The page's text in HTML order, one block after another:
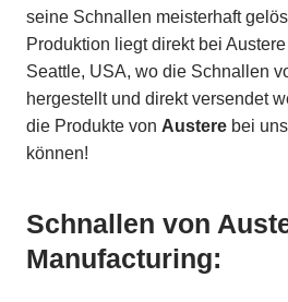
seine Schnallen meisterhaft
Produktion liegt direkt bei
Seattle, USA, wo die Schnallen
hergestellt und direkt versendet
die Produkte von Austere bei
können!
Schnallen von
Manufacturing: